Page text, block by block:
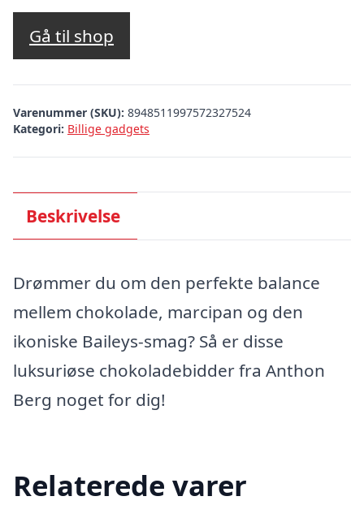
Gå til shop
Varenummer (SKU): 8948511997572327524
Kategori: Billige gadgets
Beskrivelse
Drømmer du om den perfekte balance
mellem chokolade, marcipan og den
ikoniske Baileys-smag? Så er disse
luksuriøse chokoladebidder fra Anthon
Berg noget for dig!
Relaterede varer